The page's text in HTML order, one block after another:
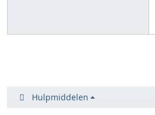
Hulpmiddelen